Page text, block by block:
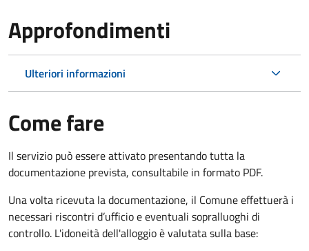
Approfondimenti
Ulteriori informazioni
Come fare
Il servizio può essere attivato presentando tutta la
documentazione prevista, consultabile in formato PDF.
Una volta ricevuta la documentazione, il Comune effettuerà i
necessari riscontri d’ufficio e eventuali sopralluoghi di
controllo. L'idoneità dell'alloggio è valutata sulla base: